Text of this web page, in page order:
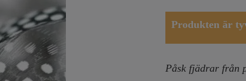
Produkten är
Påsk fjädrar från